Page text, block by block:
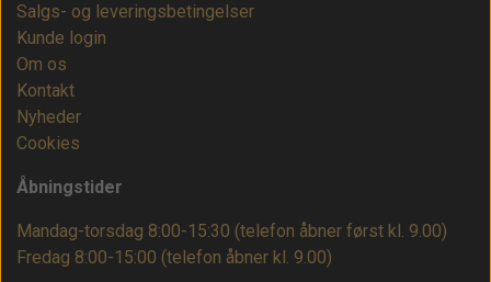
Salgs- og leveringsbetingelser
Kunde login
Om os
Kontakt
Nyheder
Cookies
Åbningstider
Mandag-torsdag 8:00-15:30 (telefon åbner først kl. 9.00)
Fredag 8:00-15:00 (telefon åbner kl. 9.00)